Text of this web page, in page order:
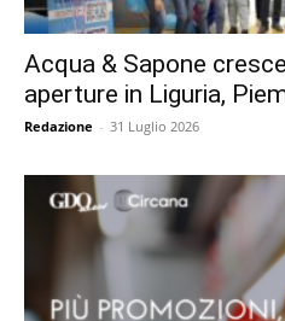
Acqua & Sapone
aperture in Liguria,
Redazione - 31 Luglio 2026